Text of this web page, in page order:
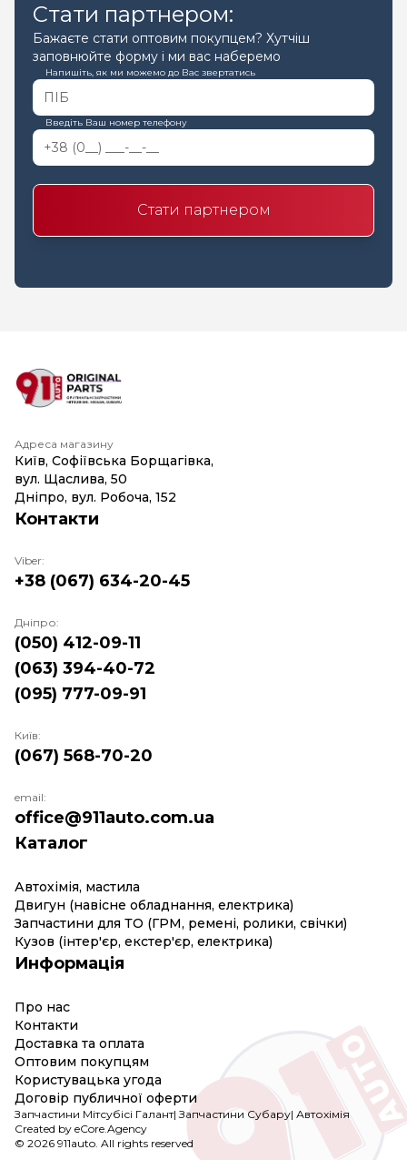
Стати партнером:
Бажаєте стати оптовим покупцем? Хутчіш
заповнюйте форму і ми вас наберемо
Напишіть, як ми можемо до Вас звертатись
Введіть Ваш номер телефону
Стати партнером
Адреса магазину
Київ, Софіївська Борщагівка,
вул. Щаслива, 50
Дніпро, вул. Робоча, 152
Каталог
Автохімія, мастила
Двигун (навісне обладнання, електрика)
Запчастини для ТО (ГРМ, ремені, ролики, свічки)
Кузов (інтер'єр, екстер'єр, електрика)
Информація
Про нас
Контакти
Доставка та оплата
Оптовим покупцям
Користувацька угода
Договір публичної оферти
Контакти
Viber:
+38 (067) 634-20-45
Дніпро:
(050) 412-09-11
(063) 394-40-72
(095) 777-09-91
Київ:
(067) 568-70-20
email:
office@911auto.com.ua
Created by eCore.Agency
Запчастини Мітсубісі Галант|Запчастини Субару| Автохімія
© 2026 911auto. All rights reserved